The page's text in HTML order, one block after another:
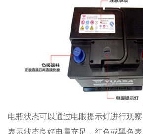
电瓶状态可以通过电眼提示灯进行观
表示状态良好电量充足，红色或黑色